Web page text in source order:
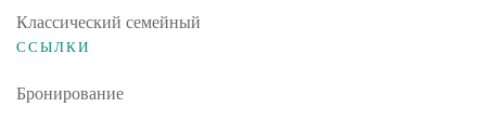
Классический семейный
ССЫЛКИ
Бронирование